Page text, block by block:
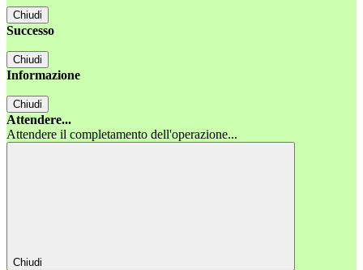
Chiudi
Successo
Chiudi
Informazione
Chiudi
Attendere...
Attendere il completamento dell'operazione...
Chiudi